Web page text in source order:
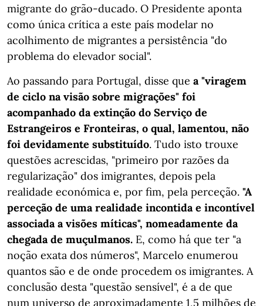
migrante do grão-ducado. O Presidente aponta
como única crítica a este país modelar no
acolhimento de migrantes a persistência "do
problema do elevador social".
Ao passando para Portugal, disse que a "viragem
de ciclo na visão sobre migrações" foi
acompanhado da extinção do Serviço de
Estrangeiros e Fronteiras, o qual, lamentou, não
foi devidamente substituído. Tudo isto trouxe
questões acrescidas, "primeiro por razões da
regularização" dos imigrantes, depois pela
realidade económica e, por fim, pela perceção. "A
perceção de uma realidade incontida e incontível
associada a visões míticas", nomeadamente da
chegada de muçulmanos. E, como há que ter "a
noção exata dos números", Marcelo enumerou
quantos são e de onde procedem os imigrantes. A
conclusão desta "questão sensível", é a de que
num universo de aproximadamente 1,5 milhões de